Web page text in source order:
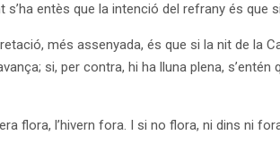
s’ha entès que la intenció del refrany és que
més assenyada, és que si la nit de la
si, per contra, hi ha lluna plena,
flora, l’hivern fora. I si no flora, ni dins ni